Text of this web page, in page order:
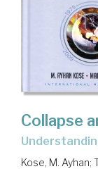
Collapse
Kose, M. Ayhan;